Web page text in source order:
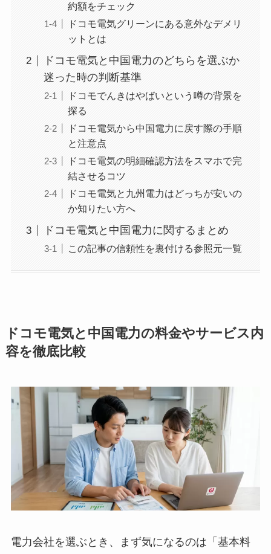
約額をチェック
ドコモ電気グリーンにある意外なデメリ
ットとは
ドコモ電気と中国電力のどちらを選ぶか
迷った時の判断基準
ドコモでんきはやばいという噂の背景を
探る
ドコモ電気から中国電力に戻す際の手順
と注意点
ドコモ電気の明細確認方法をスマホで完
結させるコツ
ドコモ電気と九州電力はどっちが安いの
か知りたい方へ
ドコモ電気と中国電力に関するまとめ
この記事の信頼性を裏付ける参照元一覧
ドコモ電気と中国電力の料金やサービス内
容を徹底比較
電力会社を選ぶとき、まず気になるのは「基本料